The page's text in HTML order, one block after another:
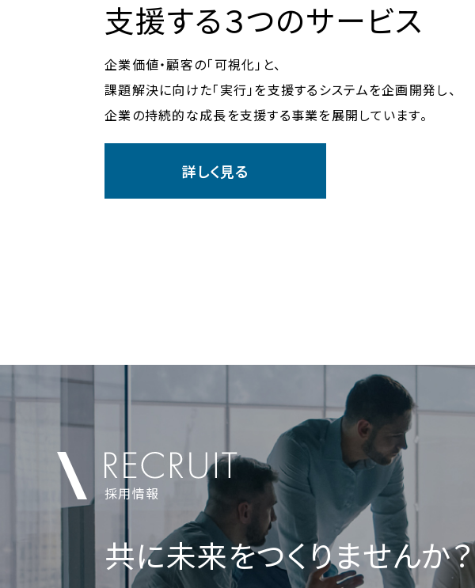
支援する３つのサービス
企業価値・顧客の「可視化」と、
課題解決に向けた「実行」を支援するシステムを企画開発し、
企業の持続的な成長を支援する事業を展開しています。
詳しく見る
採用情報
共に未来をつくりませんか？